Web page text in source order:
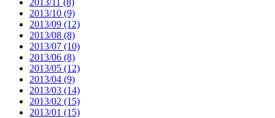
2013/11 (8)
2013/10 (9)
2013/09 (12)
2013/08 (8)
2013/07 (10)
2013/06 (8)
2013/05 (12)
2013/04 (9)
2013/03 (14)
2013/02 (15)
2013/01 (15)